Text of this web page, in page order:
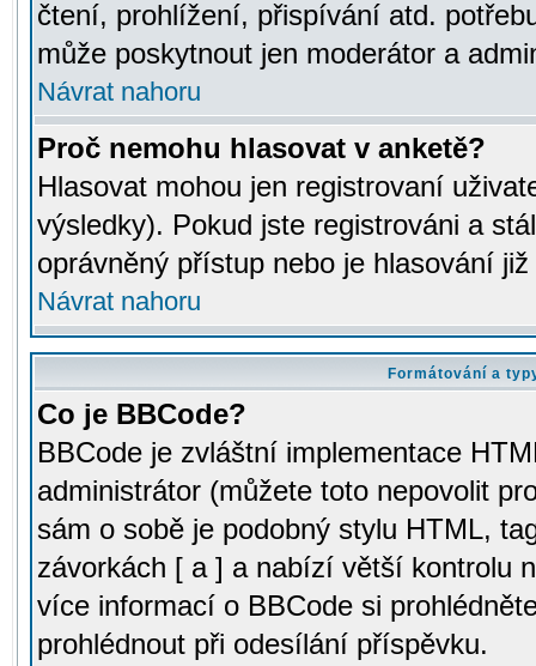
čtení, prohlížení, přispívání atd.
může poskytnout jen moderátor a
Návrat nahoru
Proč nemohu hlasovat v anketě?
Hlasovat mohou jen registrovaní
výsledky). Pokud jste registrováni a
oprávněný přístup nebo je hlasování
Návrat nahoru
Formátování a
Co je BBCode?
BBCode je zvláštní implementace
administrátor (můžete toto nepovolit
sám o sobě je podobný stylu HTML,
závorkách [ a ] a nabízí větší kontrolu
více informací o BBCode si
prohlédnout při odesílání příspěvku.